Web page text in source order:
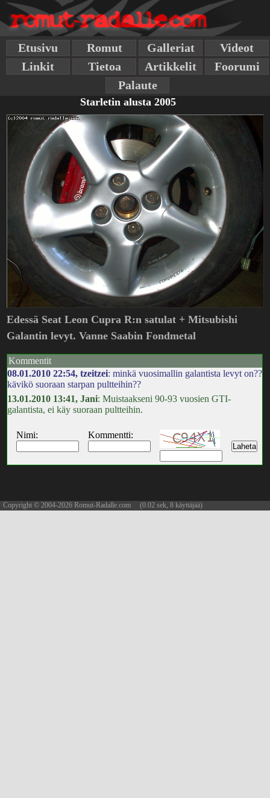
Etusivu Romut Galleriat
Videot
Linkit
Tietoa Artikkelit
Foorumi
Palaute
Starletin alusta 2005
Edessä Seat Leon Cupra R:n satulat + Mitsubishi
Galantin levyt. Vanne Saabin Fondmetal
Kommentit
08.01.2010 22:54, tzeitzei: minkä vuosimallin galantista levyt on??
kävikö suoraan starpan pultteihin??
13.01.2010 13:41, Jani: Muistaakseni 90-93 vuosien GTI-
galantista, ei käy suoraan pultteihin.
Nimi: Kommentti:
Copyright © 2004-2026 Romut-Radalle.com (0.02 sek, 8 käyttäjää)